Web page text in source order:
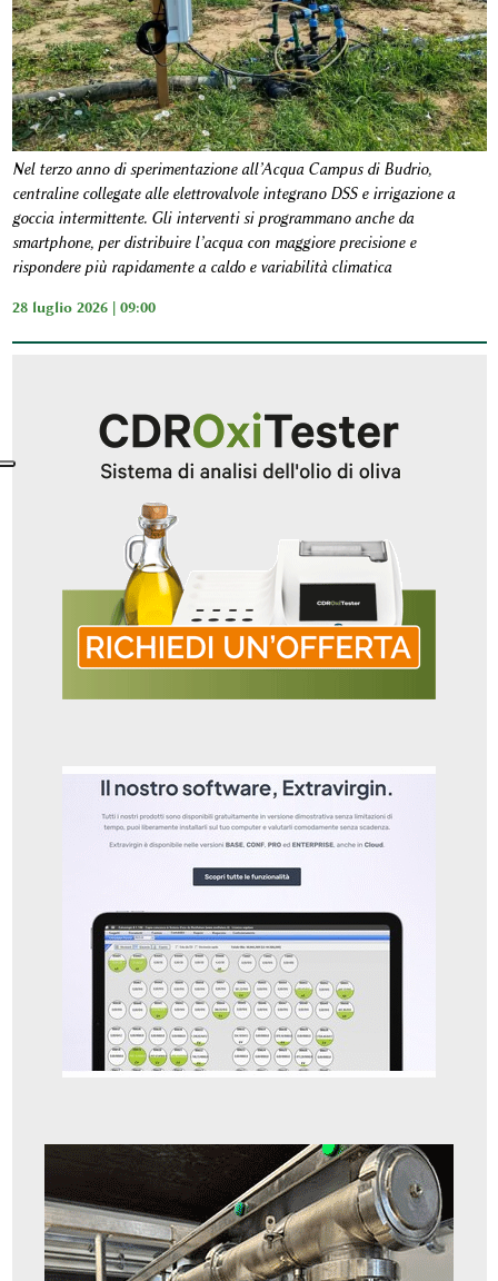
Nel terzo anno di sperimentazione all’Acqua Campus di Budrio,
centraline collegate alle elettrovalvole integrano DSS e irrigazione a
goccia intermittente. Gli interventi si programmano anche da
smartphone, per distribuire l’acqua con maggiore precisione e
rispondere più rapidamente a caldo e variabilità climatica
28 luglio 2026 | 09:00